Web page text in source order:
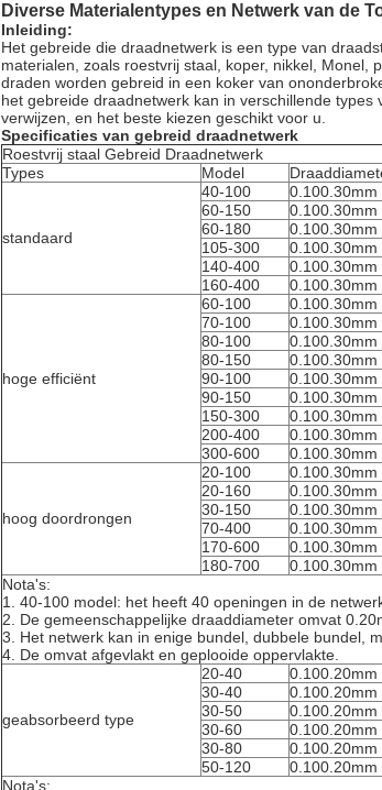
Diverse Materialentypes en Netwerk van de
Inleiding:
Het gebreide die draadnetwerk is een type van
materialen, zoals roestvrij staal, koper, nikkel,
draden worden gebreid in een koker van
het gebreide draadnetwerk kan in verschillende
verwijzen, en het beste kiezen geschikt voor u.
Specificaties van gebreid draadnetwerk
Roestvrij staal Gebreid Draadnetwerk
Types
Model
standaard
40-100 0.100.30mm
60-150
0.100.30mm
60-180
0.100.30mm
105-300
0.100.30mm
140-400
0.100.30mm
160-400
0.100.30mm
hoge efficiënt
60-100 0.100.30mm
70-100
0.100.30mm
80-100
0.100.30mm
80-150
0.100.30mm
90-100
0.100.30mm
90-150
0.100.30mm
150-300
0.100.30mm
200-400
0.100.30mm
300-600
0.100.30mm
hoog doordrongen
20-100 0.100.30mm
20-160
0.100.30mm
30-150
0.100.30mm
70-400
0.100.30mm
170-600
0.100.30mm
180-700
0.100.30mm
Nota's:
1. 40-100 model: het heeft 40 openingen in de
2. De gemeenschappelijke draaddiameter omvat
3. Het netwerk kan in enige bundel, dubbele bundel,
4. De omvat afgevlakt en geplooide oppervlakte.
geabsorbeerd type
20-40 0.100.20mm
30-40
0.100.20mm
30-50
0.100.20mm
30-60
0.100.20mm
30-80
0.100.20mm
50-120
0.100.20mm
Nota's: